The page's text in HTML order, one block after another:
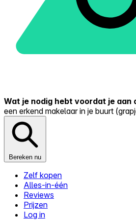
Wat je nodig hebt voordat je aan
een erkend makelaar in je buurt
Bereken nu
Zelf kopen
Alles-in-één
Reviews
Prijzen
Log in